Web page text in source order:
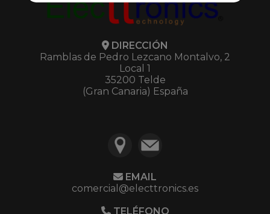
DIRECCIÓN
Ramblas de Pedro Lezcano Montalvo, 2
Local 1
35200 Telde
(Gran Canaria) España
EMAIL
comercial@electtronics.es
TELÉFONO